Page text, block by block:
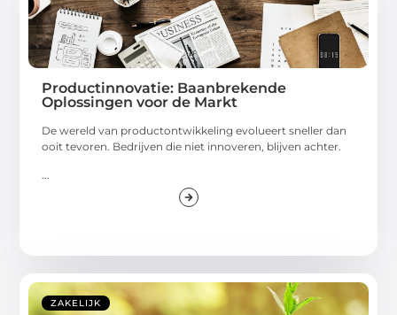
Productinnovatie: Baanbrekende
Oplossingen voor de Markt
De wereld van productontwikkeling evolueert sneller dan
ooit tevoren. Bedrijven die niet innoveren, blijven achter.
...
ZAKELIJK